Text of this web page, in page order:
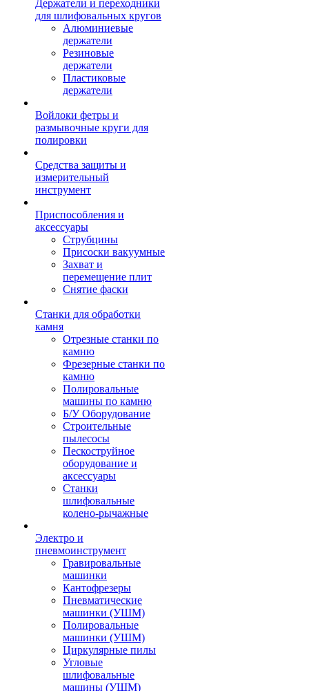
Держатели и переходники
для шлифовальных кругов
Алюминиевые
держатели
Резиновые
держатели
Пластиковые
держатели
Войлоки фетры и
размывочные круги для
полировки
Средства защиты и
измерительный
инструмент
Приспособления и
аксессуары
Струбцины
Присоски вакуумные
Захват и
перемещение плит
Снятие фаски
Станки для обработки
камня
Отрезные станки по
камню
Фрезерные станки по
камню
Полировальные
машины по камню
Б/У Оборудование
Строительные
пылесосы
Пескоструйное
оборудование и
аксессуары
Станки
шлифовальные
колено-рычажные
Электро и
пневмоинструмент
Гравировальные
машинки
Кантофрезеры
Пневматические
машинки (УШМ)
Полировальные
машинки (УШМ)
Циркулярные пилы
Угловые
шлифовальные
машины (УШМ)